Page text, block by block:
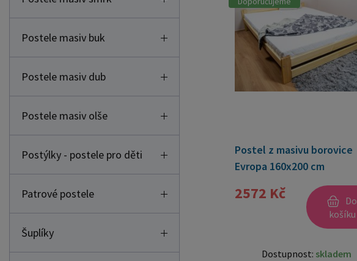
Postele masiv buk
Postele masiv dub
Postele masiv olše
Postýlky - postele pro děti
Patrové postele
Šuplíky
Postel z masivu borovice
Evropa 160x200 cm
2572 Kč
Do
košíku
Dostupnost: skladem